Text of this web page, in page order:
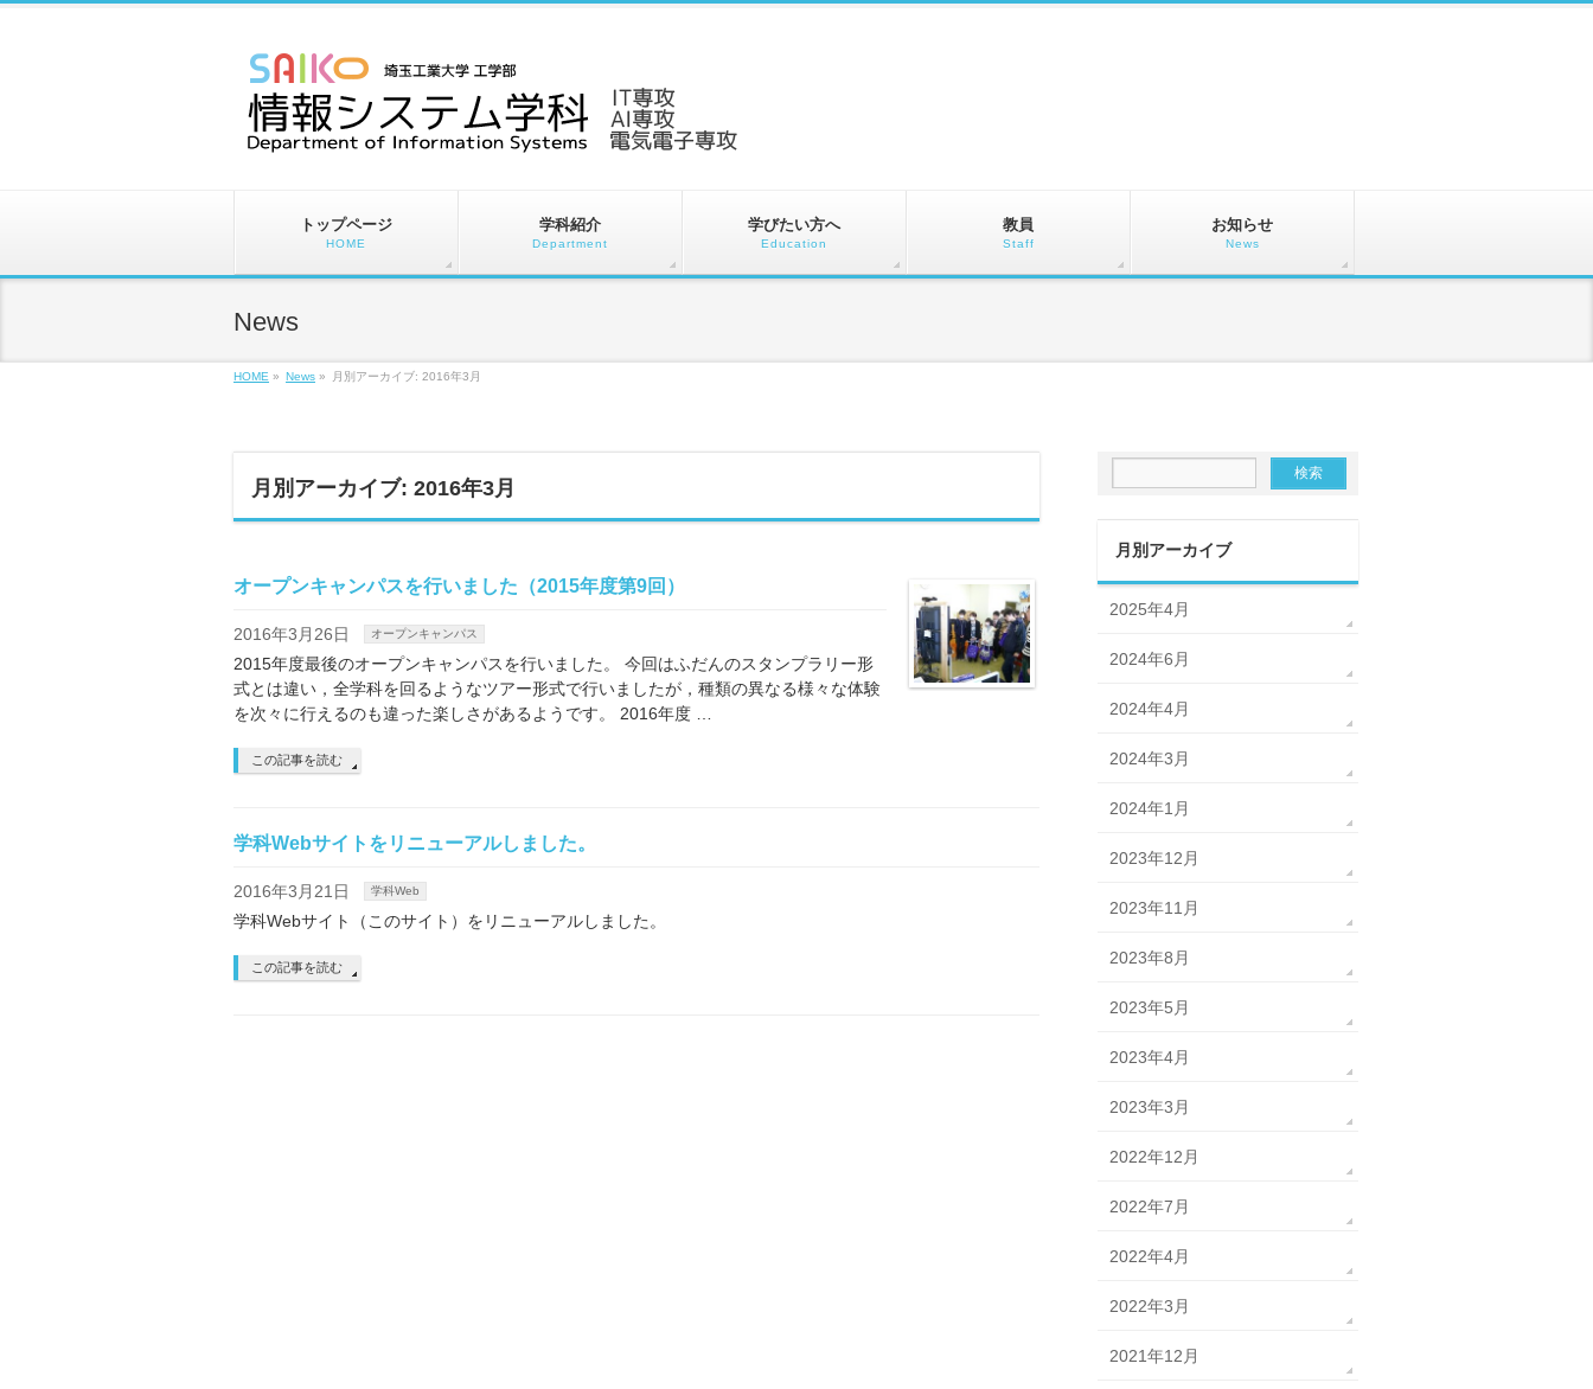
トップページ
HOME
学科紹介
Department
学びたい方へ
Education
教員
Staff
お知らせ
News
News
HOME » News » 月別アーカイブ: 2016年3月
月別アーカイブ: 2016年3月
オープンキャンパスを行いました（2015年度第9回）
2016年3月26日 オープンキャンパス
2015年度最後のオープンキャンパスを行いました。 今回はふだんのスタンプラリー形
式とは違い，全学科を回るようなツアー形式で行いましたが，種類の異なる様々な体験
を次々に行えるのも違った楽しさがあるようです。 2016年度 …
この記事を読む
学科Webサイトをリニューアルしました。
2016年3月21日 学科Web
学科Webサイト（このサイト）をリニューアルしました。
この記事を読む
月別アーカイブ
2025年4月
2024年6月
2024年4月
2024年3月
2024年1月
2023年12月
2023年11月
2023年8月
2023年5月
2023年4月
2023年3月
2022年12月
2022年7月
2022年4月
2022年3月
2021年12月